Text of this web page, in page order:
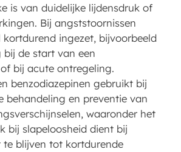
is van duidelijke lijdensdruk of
Bij angststoornissen
ingezet, bijvoorbeeld
de start van een
bij acute ontregeling.
benzodiazepinen gebruikt bij
behandeling en preventie van
waaronder het
bij slapeloosheid dient bij
te blijven tot kortdurende